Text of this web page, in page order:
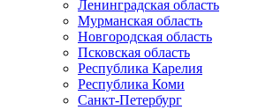
Ленинградская область
Мурманская область
Новгородская область
Псковская область
Республика Карелия
Республика Коми
Санкт-Петербург